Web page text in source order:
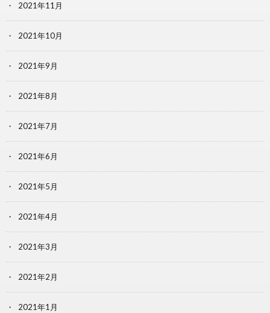
2021年11月
2021年10月
2021年9月
2021年8月
2021年7月
2021年6月
2021年5月
2021年4月
2021年3月
2021年2月
2021年1月